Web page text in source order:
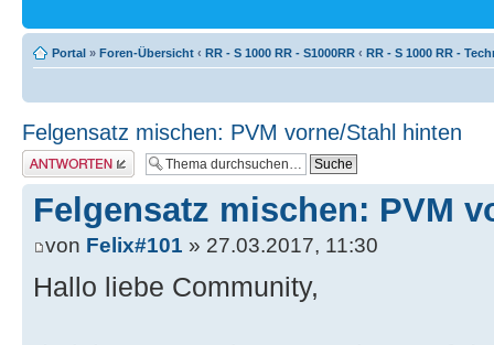
Portal » Foren-Übersicht ‹ RR - S 1000 RR - S1000RR ‹ RR - S 1000 RR -
Felgensatz mischen: PVM vorne/Stahl hinten
Antwort erstellen
Felgensatz mischen: PVM
von Felix#101 » 27.03.2017, 11:30
Hallo liebe Community,